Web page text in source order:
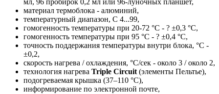
мл, 96 пробирок 0,2 мл или 96-луночных планшет,
материал термоблока - алюминий,
температурный диапазон, С 4...99,
гомогенность температуры при 20-72 °C - ? ±0,3 °С,
гомогенность температуры при 95 °C - ? ±0,4 °С,
точность поддержания температуры внутри блока, °C -
±0,2,
скорость нагрева / охлаждения, °C/сек - около 3 / около 2,
технология нагрева Triple Circuit (элементы Пельтье),
подогреваемая крышка (37–110 °C),
информирование по электронной почте,